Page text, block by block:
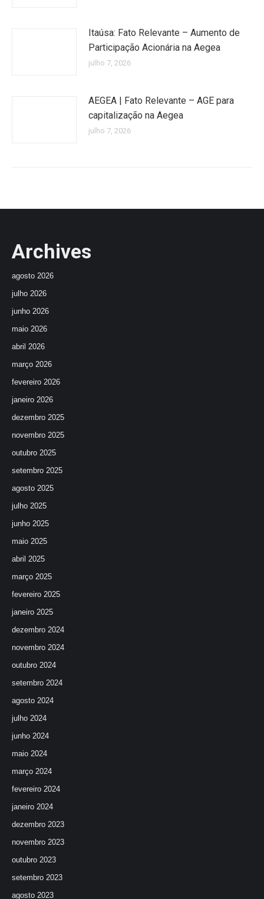
Itaúsa: Fato Relevante – Aumento de
Participação Acionária na Aegea
julho 7, 2026
AEGEA | Fato Relevante – AGE para
capitalização na Aegea
julho 7, 2026
Archives
agosto 2026
julho 2026
junho 2026
maio 2026
abril 2026
março 2026
fevereiro 2026
janeiro 2026
dezembro 2025
novembro 2025
outubro 2025
setembro 2025
agosto 2025
julho 2025
junho 2025
maio 2025
abril 2025
março 2025
fevereiro 2025
janeiro 2025
dezembro 2024
novembro 2024
outubro 2024
setembro 2024
agosto 2024
julho 2024
junho 2024
maio 2024
março 2024
fevereiro 2024
janeiro 2024
dezembro 2023
novembro 2023
outubro 2023
setembro 2023
agosto 2023